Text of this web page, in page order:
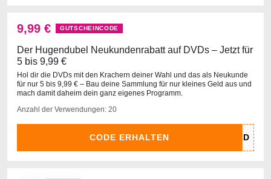
9,99 € GUTSCHEINCODE
Der Hugendubel Neukundenrabatt auf DVDs – Jetzt für
5 bis 9,99 €
Hol dir die DVDs mit den Krachern deiner Wahl und das als Neukunde
für nur 5 bis 9,99 € – Bau deine Sammlung für nur kleines Geld aus und
mach damit daheim dein ganz eigenes Programm.
Anzahl der Verwendungen: 20
CODE ERHALTEN